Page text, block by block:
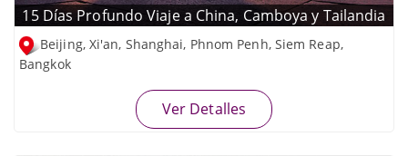
15 Días Profundo Viaje a China, Camboya y Tailandia
Beijing, Xi'an, Shanghai, Phnom Penh, Siem Reap,
Bangkok
Ver Detalles